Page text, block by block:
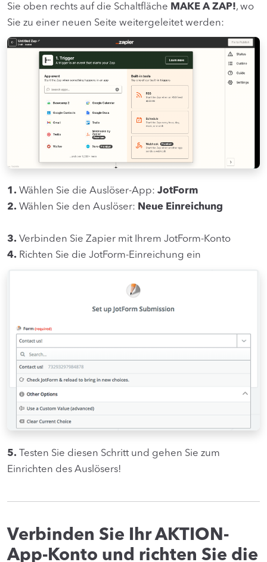
Sie oben rechts auf die Schaltfläche MAKE A ZAP!, wo
Sie zu einer neuen Seite weitergeleitet werden:
1. Wählen Sie die Auslöser-App: JotForm
2. Wählen Sie den Auslöser: Neue Einreichung
3. Verbinden Sie Zapier mit Ihrem JotForm-Konto
4. Richten Sie die JotForm-Einreichung ein
5. Testen Sie diesen Schritt und gehen Sie zum
Einrichten des Auslösers!
Verbinden Sie Ihr AKTION-
App-Konto und richten Sie die